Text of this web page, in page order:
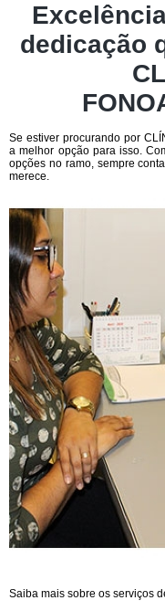
dedicação
Se estiver procurando por
a melhor opção para isso.
opções no ramo, sempre
merece.
Saiba mais sobre os serviços